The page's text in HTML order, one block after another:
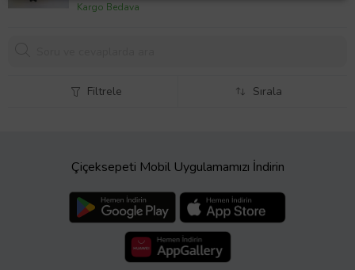
Kargo Bedava
Filtrele Sırala
Çiçeksepeti Mobil Uygulamamızı İndirin